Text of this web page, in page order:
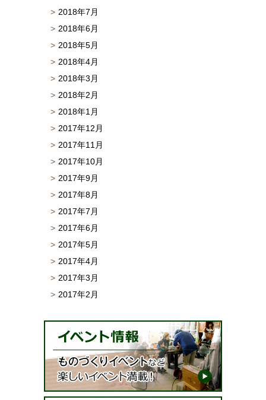
2018年7月
2018年6月
2018年5月
2018年4月
2018年3月
2018年2月
2018年1月
2017年12月
2017年11月
2017年10月
2017年9月
2017年8月
2017年7月
2017年6月
2017年5月
2017年4月
2017年3月
2017年2月